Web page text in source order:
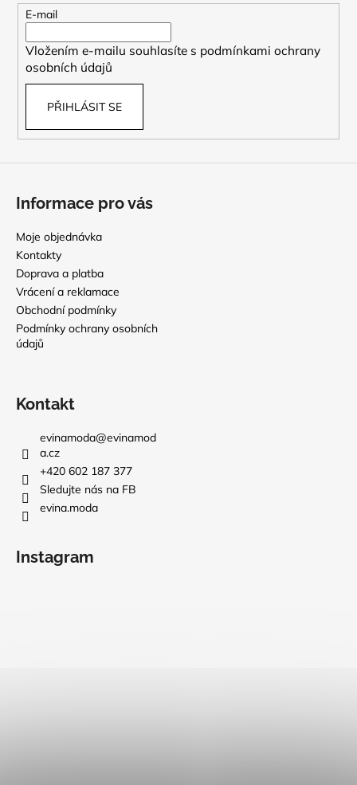
E-mail
Vložením e-mailu souhlasíte s podmínkami ochrany
osobních údajů
PŘIHLÁSIT SE
Informace pro vás
Moje objednávka
Kontakty
Doprava a platba
Vrácení a reklamace
Obchodní podmínky
Podmínky ochrany osobních
údajů
Kontakt
evinamoda@evinamod
a.cz
+420 602 187 377
Sledujte nás na FB
evina.moda
Instagram